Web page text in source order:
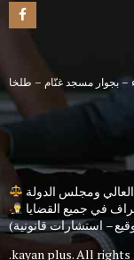
– بجوار مسجد غنّام – طلخا
ومجلس الدولة
في جميع القضايا
– استشارات قانونية)
kayan plus. All rights